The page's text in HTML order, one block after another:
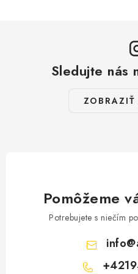
Sledujte nás
ZOBRAZIŤ
Pomôžeme
Potrebujete s niečím
info@